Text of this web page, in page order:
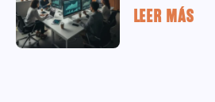
LEER MÁS »